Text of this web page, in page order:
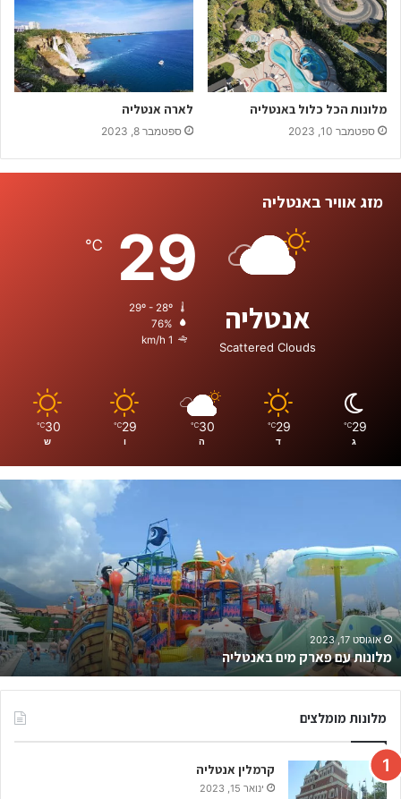
מלונות הכל כלול באנטליה
ספטמבר 10, 2023
לארה אנטליה
ספטמבר 8, 2023
מזג אוויר באנטליה
אנטליה
Scattered Clouds
29
℃
76%
1 km/h
29
℃
ג
29
℃
ד
30
℃
ה
29
℃
ו
30
℃
ש
י
ו
ו
ק
י
ם
ש
י
ינואר 7, 2023
אנטליה שווקים – רשימת מקומות השוק הכי שווים בעיר
מלונות מומלצים
קרמלין אנטליה
ינואר 15, 2023